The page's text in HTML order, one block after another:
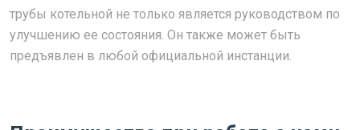
трубы котельной не только является руководством по
улучшению ее состояния. Он также может быть
предъявлен в любой официальной инстанции.